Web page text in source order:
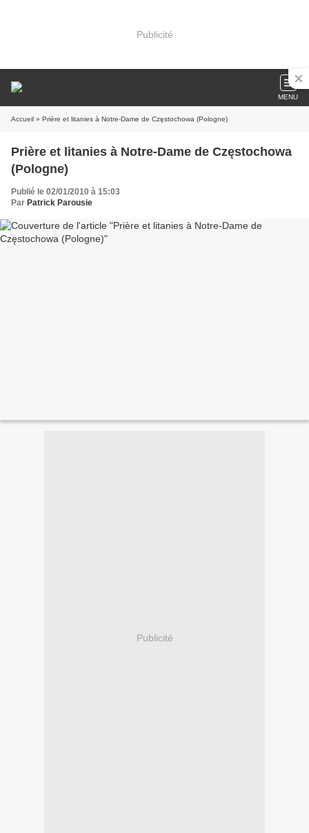
Publicité
MENU
Accueil » Prière et litanies à Notre-Dame de Częstochowa (Pologne)
Prière et litanies à Notre-Dame de Częstochowa
(Pologne)
Publié le 02/01/2010 à 15:03
Par Patrick Parousie
Publicité